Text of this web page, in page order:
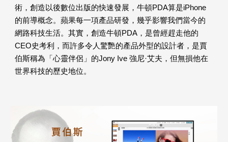
術，創造以後數位出版的快速發展，牛頓PDA算是iPhone
的前導概念。蘋果每一項產品研發，幾乎影響我們當今的
網路科技生活。其實，創造牛頓PDA，是曾經趕走他的
CEO史考利，而許多令人驚艷的產品外型的設計者，是賈
伯斯稱為「心靈伴侶」的Jony Ive 強尼·艾夫，但無損他在
世界科技的歷史地位。